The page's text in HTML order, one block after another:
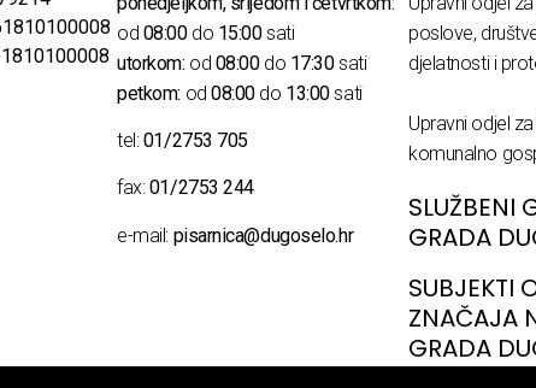
od 08:00do 15:00sati
utorkom: od 08:00do 17:30sati
petkom: od08:00do 13:00sati
tel:01/2753 705
fax:01/2753 244
e-mail: pisarnica@dugoselo.hr
poslove,
djelatnosti i
Upravni odjel
komunalno
SLUŽBENI
GRADA
SUBJEKTI
ZNAČAJA
GRADA